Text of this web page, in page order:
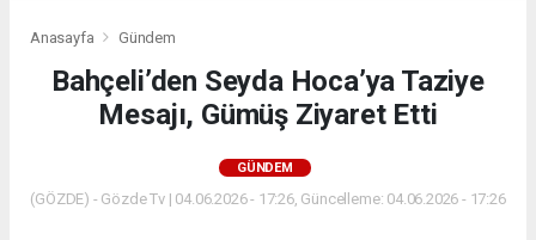
Anasayfa Gündem
Bahçeli’den Seyda Hoca’ya Taziye
Mesajı, Gümüş Ziyaret Etti
GÜNDEM
(GÖZDE) - Gözde Tv | 04.06.2026 - 17:26, Güncelleme: 04.06.2026 - 17:26